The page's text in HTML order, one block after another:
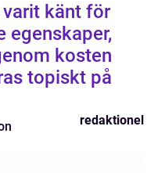
känt för
egenskaper,
kosten
topiskt på
redaktionel